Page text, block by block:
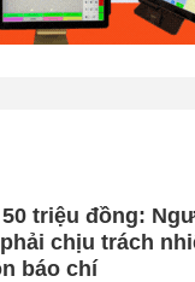
triệu đồng:
chịu trách
báo chí